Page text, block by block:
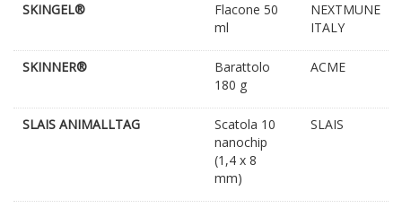
SKINGEL®
Flacone 50
ml
NEXTMUNE
ITALY
SKINNER®
Barattolo
180 g
ACME
SLAIS ANIMALLTAG
Scatola 10
nanochip
(1,4 x 8
mm)
SLAIS